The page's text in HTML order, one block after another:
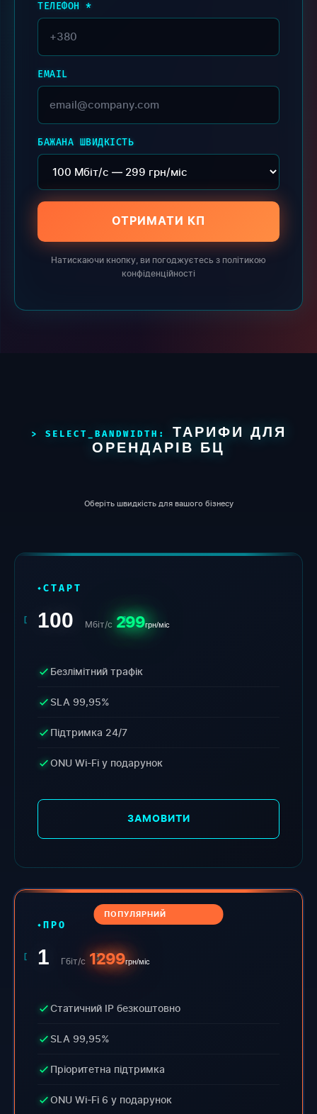
ТЕЛЕФОН *
EMAIL
БАЖАНА ШВИДКІСТЬ
ОТРИМАТИ КП
Натискаючи кнопку, ви погоджуєтесь з політикою
конфіденційності
ТАРИФИ ДЛЯ
ОРЕНДАРІВ БЦ
Оберіть швидкість для вашого бізнесу
СТАРТ
100 Мбіт/с 299грн/міс
Безлімітний трафік
SLA 99,95%
Підтримка 24/7
ONU Wi-Fi у подарунок
ЗАМОВИТИ
ПОПУЛЯРНИЙ
ПРО
1 Гбіт/с 1299грн/міс
Статичний IP безкоштовно
SLA 99,95%
Пріоритетна підтримка
ONU Wi-Fi 6 у подарунок